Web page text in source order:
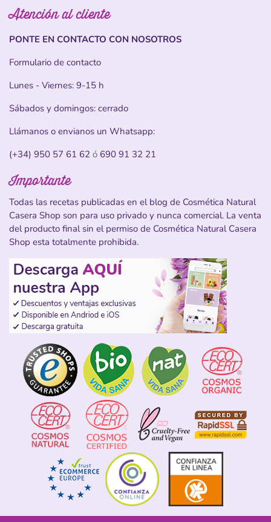
Atención al cliente
PONTE EN CONTACTO CON NOSOTROS
Formulario de contacto
Lunes - Viernes: 9-15 h
Sábados y domingos: cerrado
Llámanos o envianos un Whatsapp:
(+34) 950 57 61 62 ó 690 91 32 21
Importante
Todas las recetas publicadas en el blog de Cosmética Natural
Casera Shop son para uso privado y nunca comercial. La venta
del producto final sin el permiso de Cosmética Natural Casera
Shop esta totalmente prohibida.